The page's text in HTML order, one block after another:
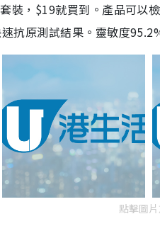
裝，$19就買到。產品可
抗原測試結果。靈敏度
點擊圖